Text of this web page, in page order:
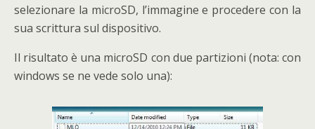
selezionare la microSD, l’immagine e procedere con la
sua scrittura sul dispositivo.
Il risultato è una microSD con due partizioni (nota: con
windows se ne vede solo una):